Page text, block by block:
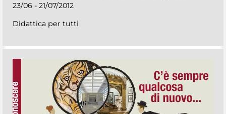
23/06 - 21/07/2012
Didattica per tutti